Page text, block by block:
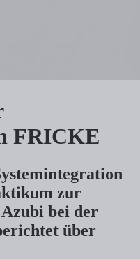
FRICKE
zur
bei der
über